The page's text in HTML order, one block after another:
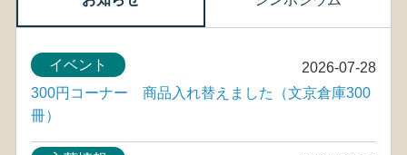
2026-07-28
イベント
300円コーナー 商品入れ替えました（文京倉庫300
冊）